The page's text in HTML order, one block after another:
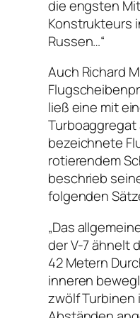
die engsten
Konstrukteurs
Russen…“
Auch Richard
ließ eine mit
bezeichnete
rotierendem
beschrieb
folgenden
„Das
der V-7 ähnelt
42 Metern
inneren
zwölf Turbinen